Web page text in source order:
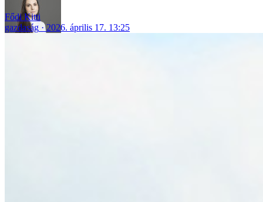
Fődi Kitti
gazdaság
2026. április 17. 13:25